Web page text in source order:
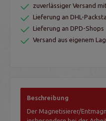
zuverlässiger Versand
Lieferung an DHL-
Lieferung an DPD-Shops
Versand aus eigenem
Beschreibung
Der Magnetisierer/